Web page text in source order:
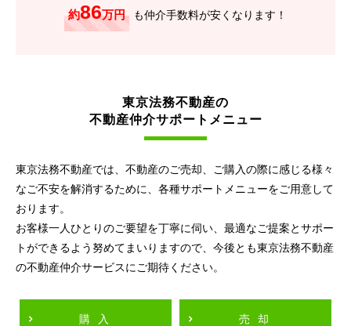
約86万円 も仲介手数料が安くなります！
東京法務不動産の
不動産仲介サポートメニュー
東京法務不動産では、不動産のご売却、ご購入の際に感じる様々
なご不安を解消するために、各種サポートメニューをご用意して
おります。
お客様一人ひとりのご要望を丁寧に伺い、最適なご提案とサポー
トができるよう努めてまいりますので、今後とも東京法務不動産
の不動産仲介サービスにご期待ください。
購入 売却